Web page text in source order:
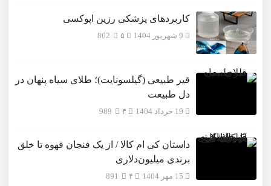
کاربردهای پزشکی رزین اپوکسی
9 شهریور 1404 802
قیر طبیعی (گیلسونایت)؛ طلای سیاه پنهان در
دل طبیعت
19 خرداد 1404 989
داستان کی ام کالا / از یک فنجان قهوه تا خلق
برندی میلیون‌دلاری
15 مهر 1404 891